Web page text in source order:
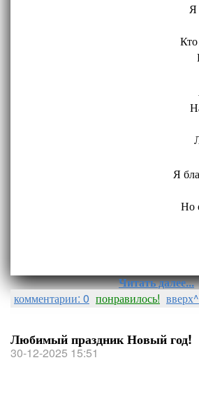
Я
Я
Но
Читать далее...
комментарии: 0 понравилось! вверх^
Любимый праздник Новый год!
30-12-2025 15:51